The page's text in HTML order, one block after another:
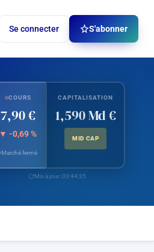
Se connecter S'abonner
COURS
7,90 €
▼ -0,69 %
Marché fermé
CAPITALISATION
1,590 Md €
MID CAP
Mis à jour :03:44:35